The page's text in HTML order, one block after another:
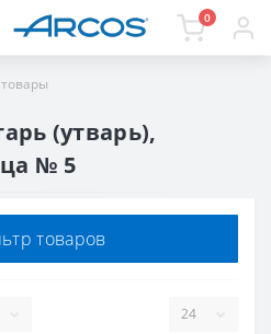
0
(утварь),
№ 5
товаров